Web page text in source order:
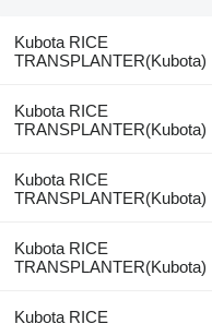
Kubota RICE
TRANSPLANTER(Kubota)
Kubota RICE
TRANSPLANTER(Kubota)
Kubota RICE
TRANSPLANTER(Kubota)
Kubota RICE
TRANSPLANTER(Kubota)
Kubota RICE